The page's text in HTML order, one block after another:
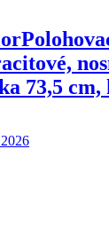
73,5